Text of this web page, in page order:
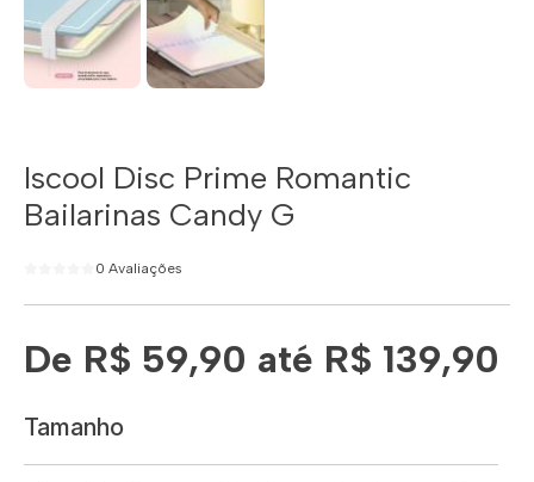
Iscool Disc Prime Romantic
Bailarinas Candy G
0 Avaliações
De R$ 59,90 até R$ 139,90
Tamanho